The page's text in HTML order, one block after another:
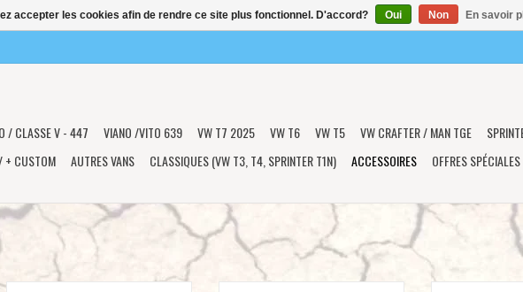
/ CLASSE V - 447 VIANO /VITO 639 VW T7 2025 VW T6 VW T5 VW CRAFTER / MAN TGE
+ CUSTOM
AUTRES VANS CLASSIQUES (VW T3, T4, SPRINTER T1N) ACCESSOIRES OFFRES SPÉCIALES
accepter les cookies afin de rendre ce site plus fonctionnel. D'accord? Oui Non En savoir